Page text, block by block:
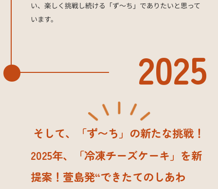
い、楽しく挑戦し続ける「ず〜ち」でありたいと思って
います。
2025
そして、「ず〜ち」の新たな挑戦！
2025年、「冷凍チーズケーキ」を新
提案！萱島発“できたてのしあわ